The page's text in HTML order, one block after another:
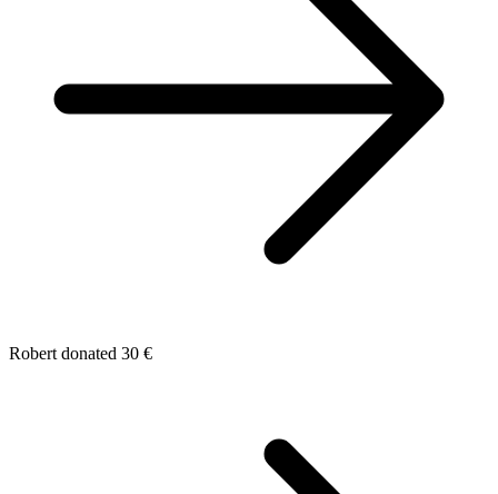
Robert donated 30 €